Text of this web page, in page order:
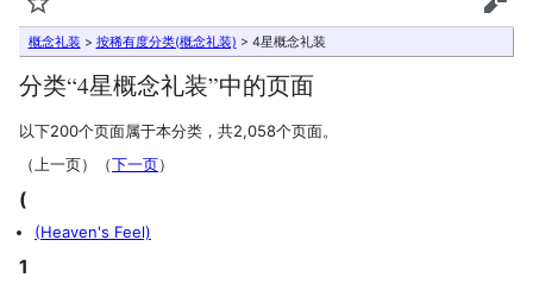
监视 查看
概念礼装 > 按稀有度分类(概念礼装) > 4星概念礼装
分类“4星概念礼装”中的页面
以下200个页面属于本分类，共2,058个页面。
（上一页）（下一页）
(
(Heaven's Feel)
1